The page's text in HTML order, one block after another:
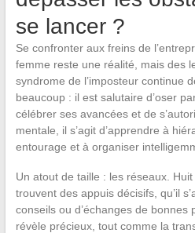
se lancer ?
Se confronter aux freins de
femme reste une réalité, mais des
syndrome de l’imposteur continue
beaucoup : il est salutaire d’oser
célébrer ses avancées et de
mentale, il s’agit d’apprendre à
entourage et à organiser
Un atout de taille : les réseaux.
trouvent des appuis décisifs, qu’il
conseils ou d’échanges de bonnes
révèle précieux, tout comme la